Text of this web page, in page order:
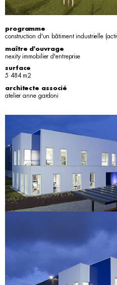
programme
construction d'un bâtiment industrielle
maître d'ouvrage
nexity immobilier d'entreprise
surface
5 484 m2
architecte associé
atelier anne gardoni